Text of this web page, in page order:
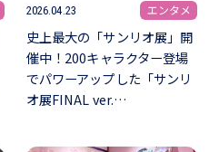
2026.04.23 エンタメ
史上最大の「サンリオ展」開
催中！200キャラクター登場
でパワーアップした「サンリ
オ展FINAL ver.…